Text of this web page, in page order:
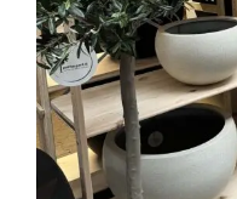
Tijdelijke promotie
Contact